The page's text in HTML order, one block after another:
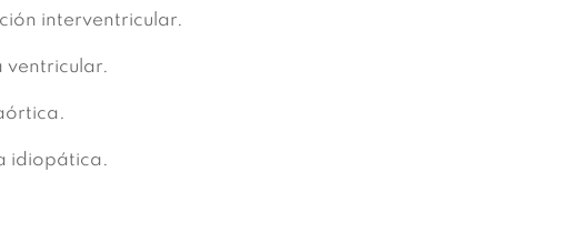
interventricular.
ventricular.
idiopática.